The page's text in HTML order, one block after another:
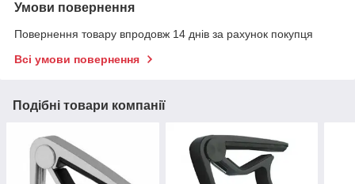
Умови повернення
Повернення товару впродовж 14 днів за рахунок покупця
Всі умови повернення
Подібні товари компанії